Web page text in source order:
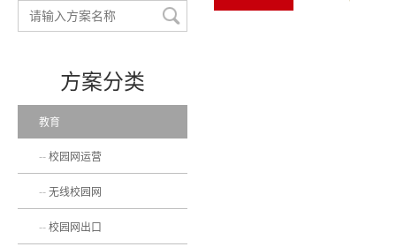
方案分类
教育
校园网运营
无线校园网
校园网出口